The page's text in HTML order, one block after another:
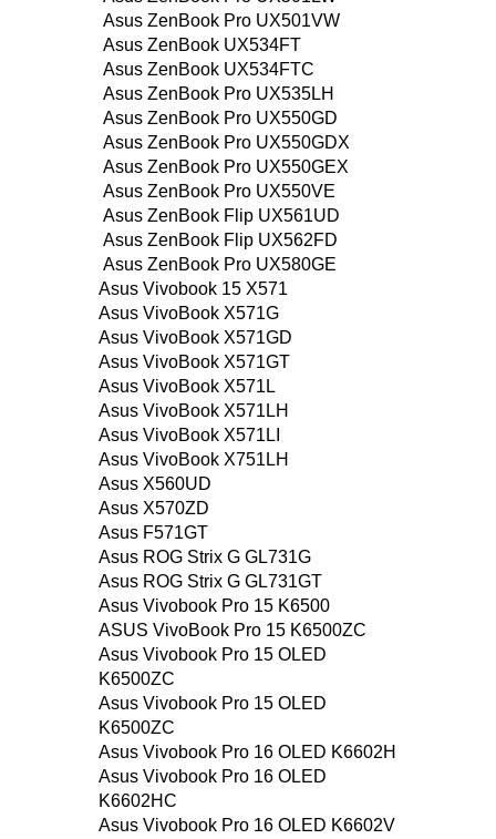
Asus ZenBook Pro UX501VW
Asus ZenBook UX534FT
Asus ZenBook UX534FTC
Asus ZenBook Pro UX535LH
Asus ZenBook Pro UX550GD
Asus ZenBook Pro UX550GDX
Asus ZenBook Pro UX550GEX
Asus ZenBook Pro UX550VE
Asus ZenBook Flip UX561UD
Asus ZenBook Flip UX562FD
Asus ZenBook Pro UX580GE
Asus Vivobook 15 X571
Asus VivoBook X571G
Asus VivoBook X571GD
Asus VivoBook X571GT
Asus VivoBook X571L
Asus VivoBook X571LH
Asus VivoBook X571LI
Asus VivoBook X751LH
Asus X560UD
Asus X570ZD
Asus F571GT
Asus ROG Strix G GL731G
Asus ROG Strix G GL731GT
Asus Vivobook Pro 15 K6500
ASUS VivoBook Pro 15 K6500ZC
Asus Vivobook Pro 15 OLED
K6500ZC
Asus Vivobook Pro 15 OLED
K6500ZC
Asus Vivobook Pro 16 OLED K6602H
Asus Vivobook Pro 16 OLED
K6602HC
Asus Vivobook Pro 16 OLED K6602V